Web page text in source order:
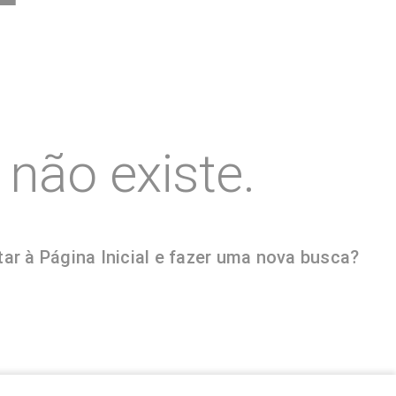
existe.
à Página Inicial e fazer uma nova busca?